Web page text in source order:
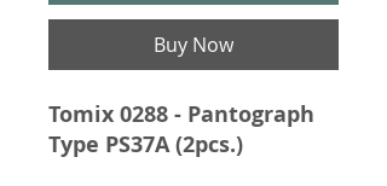
Buy Now
Tomix 0288 - Pantograph
Type PS37A (2pcs.)